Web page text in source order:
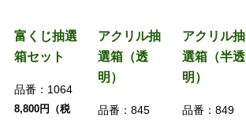
富くじ抽選
箱セット
品番： 1064
8,800円（税
アクリル抽
選箱（透
明）
品番：845
アクリル抽
選箱（半透
明）
品番：849